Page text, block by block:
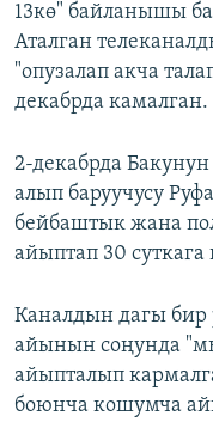
13кө" байланышы
Аталган
"опузалап акча
декабрда камалган.
2-декабрда
алып баруучусу
бейбаштык жана
айыптап 30 суткага
Каналдын дагы бир
айынын соңунда
айыпталып
боюнча кошумча